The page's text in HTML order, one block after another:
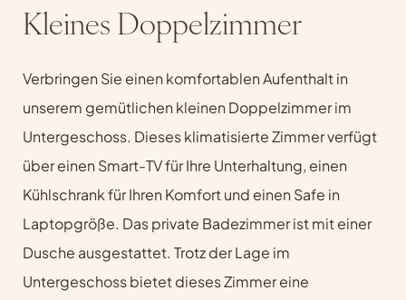
Kleines Doppelzimmer
Verbringen Sie einen komfortablen Aufenthalt in
unserem gemütlichen kleinen Doppelzimmer im
Untergeschoss. Dieses klimatisierte Zimmer verfügt
über einen Smart-TV für Ihre Unterhaltung, einen
Kühlschrank für Ihren Komfort und einen Safe in
Laptopgröße. Das private Badezimmer ist mit einer
Dusche ausgestattet. Trotz der Lage im
Untergeschoss bietet dieses Zimmer eine